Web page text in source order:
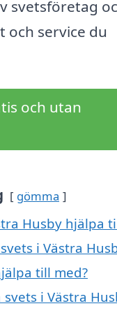
svetsföretag
och service du
och utan
gömma
Husby hjälpa
i Västra
till med?
i Västra